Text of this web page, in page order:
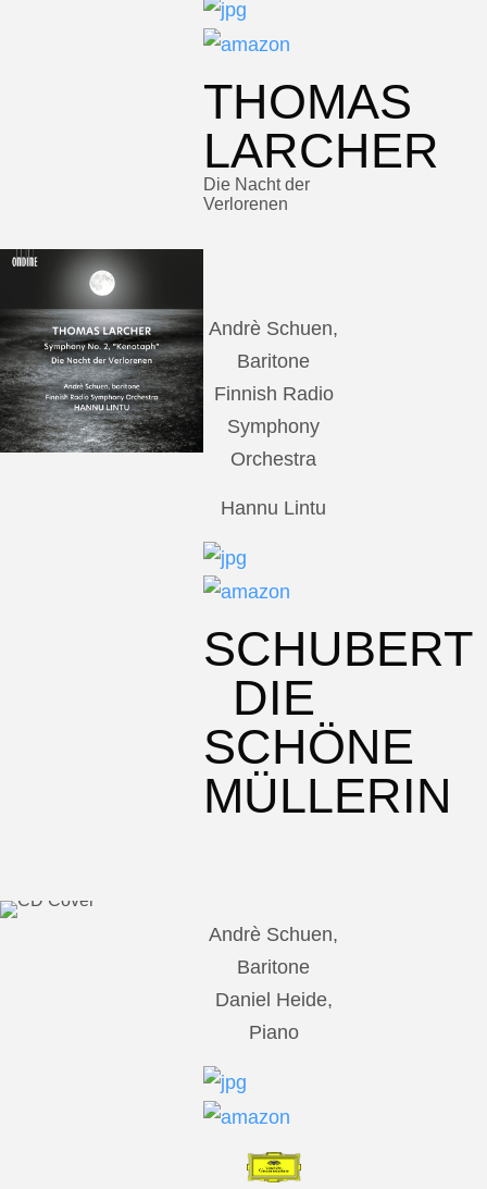
THOMAS
LARCHER
Die Nacht der
Verlorenen
Andrè Schuen,
Baritone
Finnish Radio
Symphony
Orchestra
Hannu Lintu
SCHUBERT
DIE
SCHÖNE
MÜLLERIN
Andrè Schuen,
Baritone
Daniel Heide,
Piano